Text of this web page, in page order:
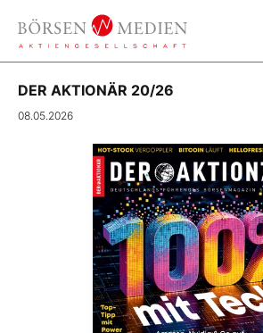
DER AKTIONÄR 20/26
08.05.2026